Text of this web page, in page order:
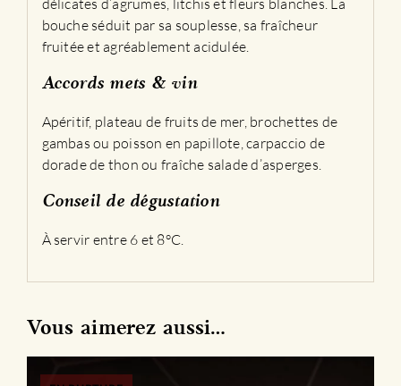
bouche séduit par sa souplesse, sa fraîcheur
fruitée et agréablement acidulée.
Accords mets & vin
Apéritif, plateau de fruits de mer, brochettes de
gambas ou poisson en papillote, carpaccio de
dorade de thon ou fraîche salade d’asperges.
Conseil de dégustation
À servir entre 6 et 8°C.
Vous aimerez aussi…